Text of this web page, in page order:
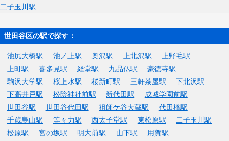
二子玉川駅
世田谷区の駅で探す：
池尻大橋駅 池ノ上駅 奥沢駅 上北沢駅
上野毛駅
上町駅
喜多見駅 経堂駅 九品仏駅
豪徳寺駅
駒沢大学駅
桜上水駅 桜新町駅 三軒茶屋駅
下北沢駅
下高井戸駅
松陰神社前駅 新代田駅
成城学園前駅
世田谷駅
世田谷代田駅 祖師ケ谷大蔵駅
代田橋駅
千歳烏山駅
等々力駅 西太子堂駅 東松原駅
二子玉川駅
松原駅
宮の坂駅 明大前駅 山下駅
用賀駅